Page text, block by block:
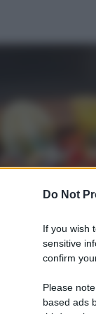
Do Not
If you wish
sensitive
confirm
Please
based ads